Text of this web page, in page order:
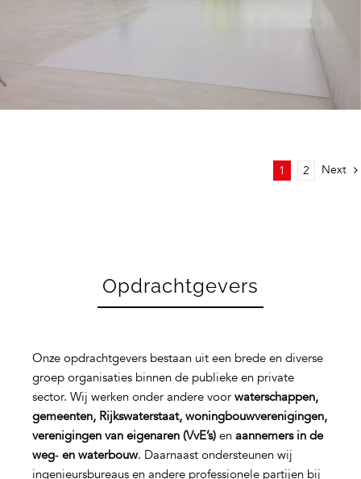
1 2 Next
Opdrachtgevers
Onze opdrachtgevers bestaan uit een brede en diverse
groep organisaties binnen de publieke en private
sector. Wij werken onder andere voor waterschappen,
gemeenten, Rijkswaterstaat, woningbouwverenigingen,
verenigingen van eigenaren (VvE’s)en aannemers in de
weg‑ en waterbouw. Daarnaast ondersteunen wij
ingenieursbureaus en andere professionele partijen bij